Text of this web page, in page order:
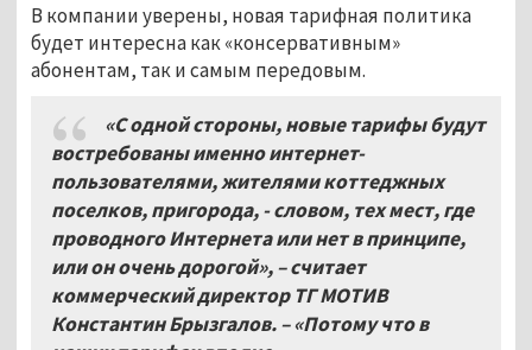
В компании уверены, новая тарифная политика
будет интересна как «консервативным»
абонентам, так и самым передовым.
«С одной стороны, новые тарифы будут
востребованы именно интернет-
пользователями, жителями коттеджных
поселков, пригорода, - словом, тех мест, где
проводного Интернета или нет в принципе,
или он очень дорогой», – считает
коммерческий директор ТГ МОТИВ
Константин Брызгалов. – «Потому что в